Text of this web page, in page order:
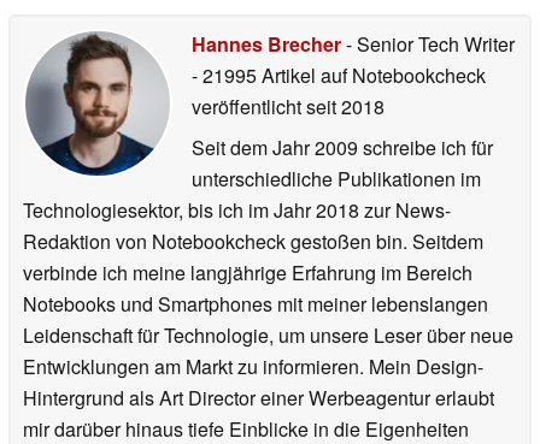
Hannes Brecher- Senior Tech Writer
- 21995 Artikel auf Notebookcheck
veröffentlichtseit 2018
Seit dem Jahr 2009 schreibe ich für
unterschiedliche Publikationen im
Technologiesektor, bis ich im Jahr 2018 zur News-
Redaktion von Notebookcheck gestoßen bin. Seitdem
verbinde ich meine langjährige Erfahrung im Bereich
Notebooks und Smartphones mit meiner lebenslangen
Leidenschaft für Technologie, um unsere Leser über neue
Entwicklungen am Markt zu informieren. Mein Design-
Hintergrund als Art Director einer Werbeagentur erlaubt
mir darüber hinaus tiefe Einblicke in die Eigenheiten